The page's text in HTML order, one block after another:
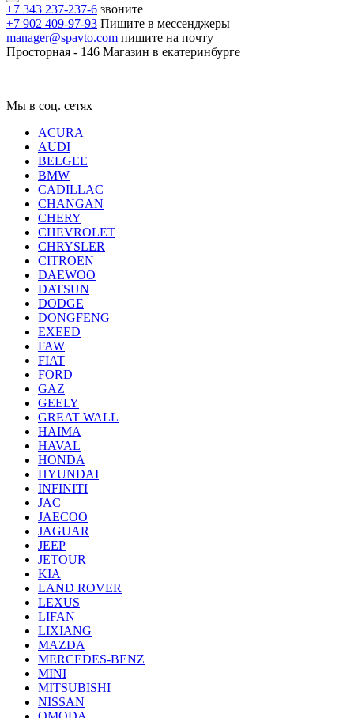
+7 343 237-237-6 звоните
+7 902 409-97-93 Пишите в мессенджеры
manager@spavto.com пишите на почту
Просторная - 146 Магазин в екатеринбурге
Мы в соц. сетях
ACURA
AUDI
BELGEE
BMW
CADILLAC
CHANGAN
CHERY
CHEVROLET
CHRYSLER
CITROEN
DAEWOO
DATSUN
DODGE
DONGFENG
EXEED
FAW
FIAT
FORD
GAZ
GEELY
GREAT WALL
HAIMA
HAVAL
HONDA
HYUNDAI
INFINITI
JAC
JAECOO
JAGUAR
JEEP
JETOUR
KIA
LAND ROVER
LEXUS
LIFAN
LIXIANG
MAZDA
MERCEDES-BENZ
MINI
MITSUBISHI
NISSAN